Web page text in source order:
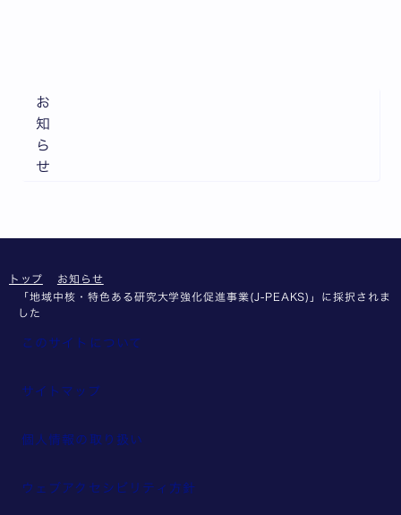
お
知
ら
せ
トップ
お知らせ
「地域中核・特色ある研究大学強化促進事業(J-PEAKS)」に採択されま
した
このサイトについて
サイトマップ
個人情報の取り扱い
ウェブアクセシビリティ方針